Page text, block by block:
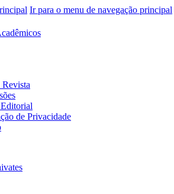
Ir para o menu de navegação principal
Revista
de Privacidade